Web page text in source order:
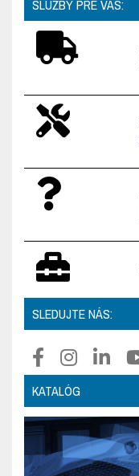
SLUŽBY PRE VÁS:
SLEDUJTE NÁS:
KATALÓG